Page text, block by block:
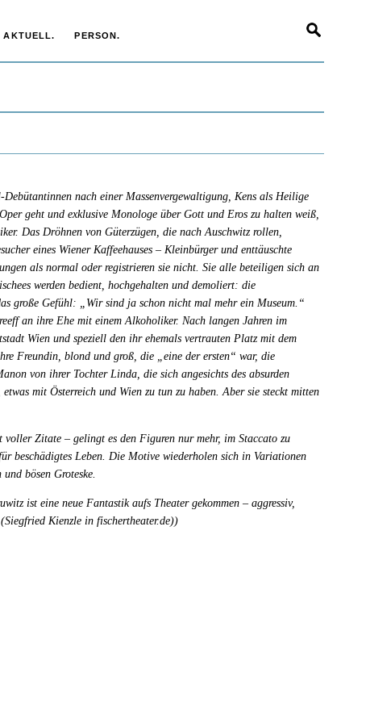
AKTUELL. PERSON.
nach einer Massenvergewaltigung, Kens als Heilige
geht und exklusive Monologe über Gott und Eros zu halten weiß,
Das Dröhnen von Güterzügen, die nach Auschwitz rollen,
eines Wiener Kaffeehauses – Kleinbürger und enttäuschte
als normal oder registrieren sie nicht. Sie alle beteiligen sich an
werden bedient, hochgehalten und demoliert: die
große Gefühl: „Wir sind ja schon nicht mal mehr ein Museum.“
an ihre Ehe mit einem Alkoholiker. Nach langen Jahren im
Wien und speziell den ihr ehemals vertrauten Platz mit dem
Freundin, blond und groß, die „eine der ersten“ war, die
von ihrer Tochter Linda, die sich angesichts des absurden
mit Österreich und Wien zu tun zu haben. Aber sie steckt mitten
voller Zitate – gelingt es den Figuren nur mehr, im Staccato zu
beschädigtes Leben. Die Motive wiederholen sich in Variationen
bösen Groteske.
ist eine neue Fantastik aufs Theater gekommen – aggressiv,
Kienzle in fischertheater.de))